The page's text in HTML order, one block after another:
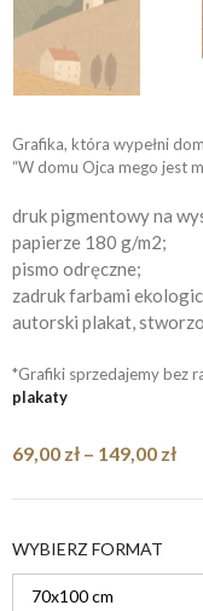
Grafika, która wypełni
“W domu Ojca mego jest
druk pigmentowy na
papierze 180 g/m2;
pismo odręczne;
zadruk farbami
autorski plakat,
*Grafiki sprzedajemy bez
plakaty
69,00 zł – 149,00 zł
WYBIERZ FORMAT